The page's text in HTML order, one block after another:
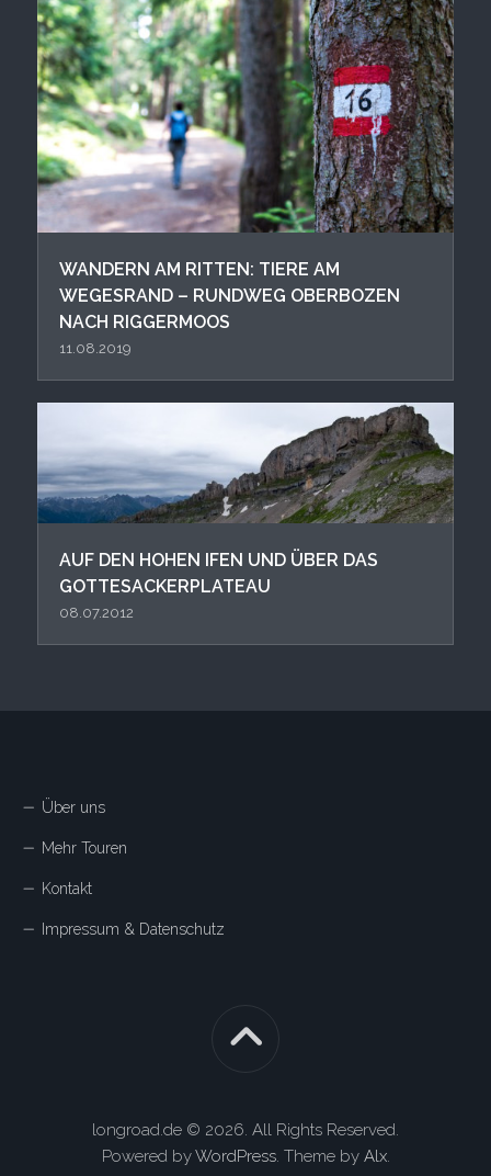
WANDERN AM RITTEN: TIERE AM
WEGESRAND – RUNDWEG OBERBOZEN
NACH RIGGERMOOS
11.08.2019
AUF DEN HOHEN IFEN UND ÜBER DAS
GOTTESACKERPLATEAU
08.07.2012
Über uns
Mehr Touren
Kontakt
Impressum & Datenschutz
longroad.de © 2026. All Rights Reserved.
Powered byWordPress. Theme by Alx.